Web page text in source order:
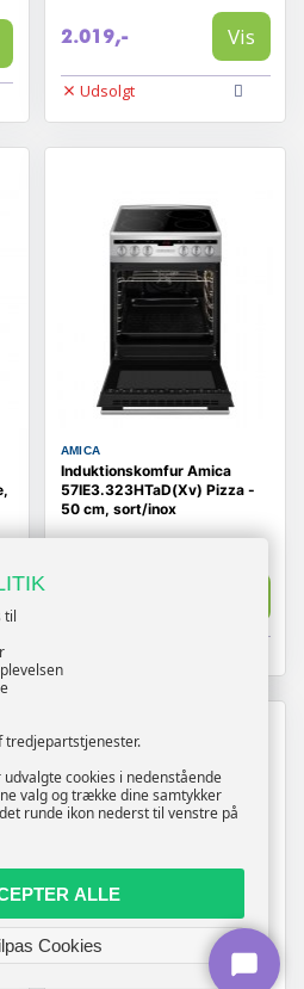
2.019,- Vis
Udsolgt
AMICA
Induktionskomfur Amica
57IE3.323HTaD(Xv) Pizza -
50 cm, sort/inox
til
tredjepartstjenester.
cookies i nedenstående
valg og trække dine samtykker
runde ikon nederst til venstre på
ALLE
Cookies